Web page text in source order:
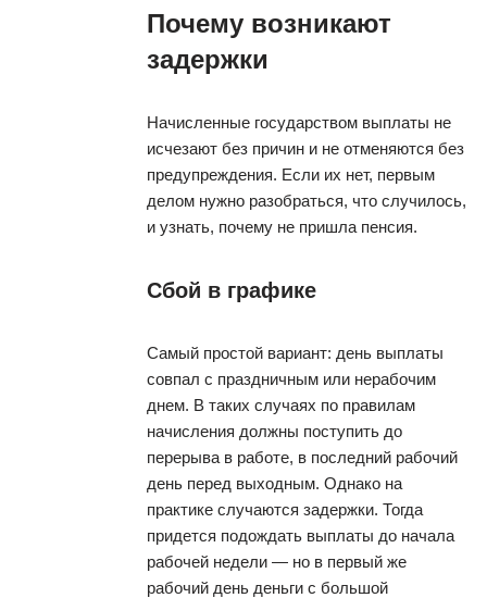
Почему возникают
задержки
Начисленные государством выплаты не
исчезают без причин и не отменяются без
предупреждения. Если их нет, первым
делом нужно разобраться, что случилось,
и узнать, почему не пришла пенсия.
Сбой в графике
Самый простой вариант: день выплаты
совпал с праздничным или нерабочим
днем. В таких случаях по правилам
начисления должны поступить до
перерыва в работе, в последний рабочий
день перед выходным. Однако на
практике случаются задержки. Тогда
придется подождать выплаты до начала
рабочей недели — но в первый же
рабочий день деньги с большой